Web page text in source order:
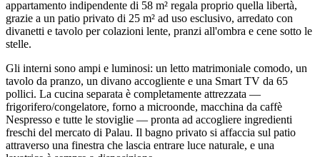
appartamento indipendente di 58 m² regala proprio quella libertà,
grazie a un patio privato di 25 m² ad uso esclusivo, arredato con
divanetti e tavolo per colazioni lente, pranzi all'ombra e cene sotto le
stelle.
Gli interni sono ampi e luminosi: un letto matrimoniale comodo, un
tavolo da pranzo, un divano accogliente e una Smart TV da 65
pollici. La cucina separata è completamente attrezzata —
frigorifero/congelatore, forno a microonde, macchina da caffè
Nespresso e tutte le stoviglie — pronta ad accogliere ingredienti
freschi del mercato di Palau. Il bagno privato si affaccia sul patio
attraverso una finestra che lascia entrare luce naturale, e una